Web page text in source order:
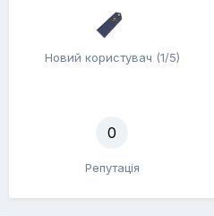
Новий користувач (1/5)
0
Репутація